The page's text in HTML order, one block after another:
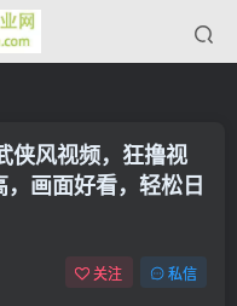
侠风视频，狂撸视
画面好看，轻松日
关注 私信